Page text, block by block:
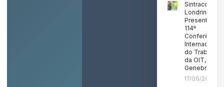
Sintracom
Londrina
Presente na
114ª
Conferência
Internacional
do Trabalho
da OIT, em
Genebra
17/06/2026